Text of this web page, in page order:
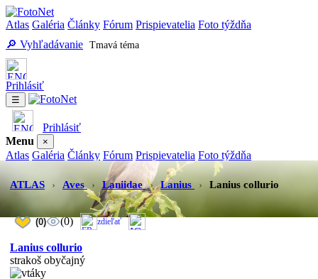
Atlas Galéria Články Fórum Prispievatelia Foto týždňa
🔎 Vyhľadávanie Tmavá téma
Prihlásiť
☰
Prihlásiť
Menu
×
Atlas Galéria Články Fórum Prispievatelia Foto týždňa
Tmavá téma
ATLAS
› Aves › Laniidae › Lanius › Lanius collurio
(0) (0) zdieľať
Lanius collurio
strakoš obyčajný